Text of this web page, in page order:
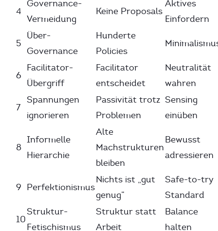
4
Governance-
Vermeidung
Keine Proposals
Aktives
Einfordern
5
Über-
Governance
Hunderte
Policies
6
Facilitator-
Übergriff
Facilitator
entscheidet
Neutralität
wahren
7
Spannungen
ignorieren
Passivität trotz
Problemen
Sensing
einüben
8
Informelle
Hierarchie
Alte
Machstrukturen
bleiben
Bewusst
adressieren
9 Perfektionismus
Nichts ist „gut
genug”
Safe-to-try
Standard
10
Struktur-
Fetischismus
Struktur statt
Arbeit
Balance
halten